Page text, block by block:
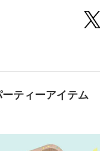
ティーアイテム